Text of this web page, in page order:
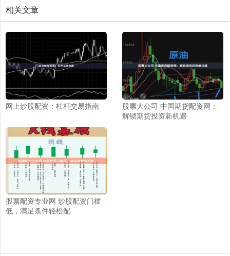
相关文章
网上炒股配资：杠杆交易指南
股票大公司 中国期货配资网：
解锁期货投资新机遇
股票配资专业网 炒股配资门槛
低，满足条件轻松配